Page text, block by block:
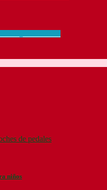
de pedales
niños